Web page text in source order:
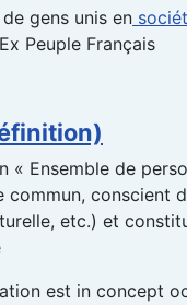
gens unis en
Peuple Français
« Ensemble de
commun, conscient
etc.) et
est in concept